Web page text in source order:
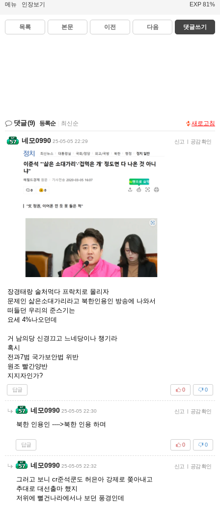
메뉴 인장보기 EXP 81%
목록 본문 이전 다음 댓글쓰기
댓글(9) 등록순 최신순 새로고침
네모0990 25-05-05 22:29 신고 | 공감 확인
장경태랑 술처먹다 프락치로 몰리자
문제인 삶은소대가리라고 북한인용인 방송에 나와서
떠들던 우리의 준스기는
요세 4%나오던데
거 남의당 신경끄고 느네당이나 챙기라
혹시
전과7범 국가보안법 위반
원조 빨간양반
지지자인가?
답글 0
0
네모0990 25-05-05 22:30 신고 | 공감 확인
북한 인용인 ---->북한 인용 하며
답글 0
0
네모0990 25-05-05 22:32 신고 | 공감 확인
그러고 보니 cr준석쿤도 허은아 강제로 쫒아내고
추대로 대선출마 했지
저위에 뻘건나라에서나 보던 풍경인데